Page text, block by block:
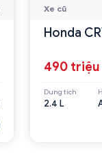
Xe cũ
Honda
490 triệu
Dung tích
2.4 L